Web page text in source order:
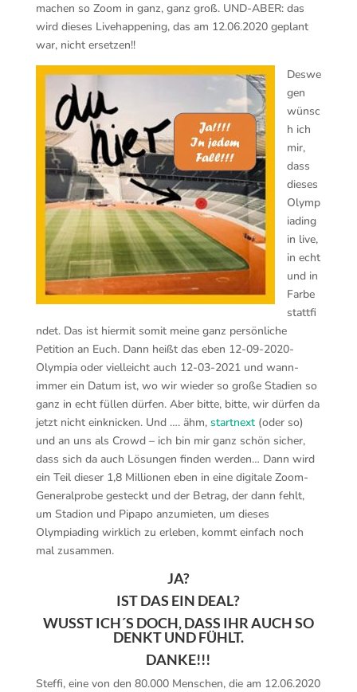
machen so Zoom in ganz, ganz groß. UND-ABER: das
wird dieses Livehappening, das am 12.06.2020 geplant
war, nicht ersetzen!!
Deswe
gen
wünsc
h ich
mir,
dass
dieses
Olymp
iading
in live,
in echt
und in
Farbe
stattfi
ndet. Das ist hiermit somit meine ganz persönliche
Petition an Euch. Dann heißt das eben 12-09-2020-
Olympia oder vielleicht auch 12-03-2021 und wann-
immer ein Datum ist, wo wir wieder so große Stadien so
ganz in echt füllen dürfen. Aber bitte, bitte, wir dürfen da
jetzt nicht einknicken. Und …. ähm, startnext(oder so)
und an uns als Crowd – ich bin mir ganz schön sicher,
dass sich da auch Lösungen finden werden… Dann wird
ein Teil dieser 1,8 Millionen eben in eine digitale Zoom-
Generalprobe gesteckt und der Betrag, der dann fehlt,
um Stadion und Pipapo anzumieten, um dieses
Olympiading wirklich zu erleben, kommt einfach noch
mal zusammen.
JA?
IST DAS EIN DEAL?
WUSST ICH´S DOCH, DASS IHR AUCH SO
DENKT UND FÜHLT.
DANKE!!!
Steffi, eine von den 80.000 Menschen, die am 12.06.2020